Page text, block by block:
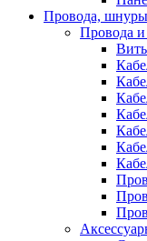
Провода,
Провода и